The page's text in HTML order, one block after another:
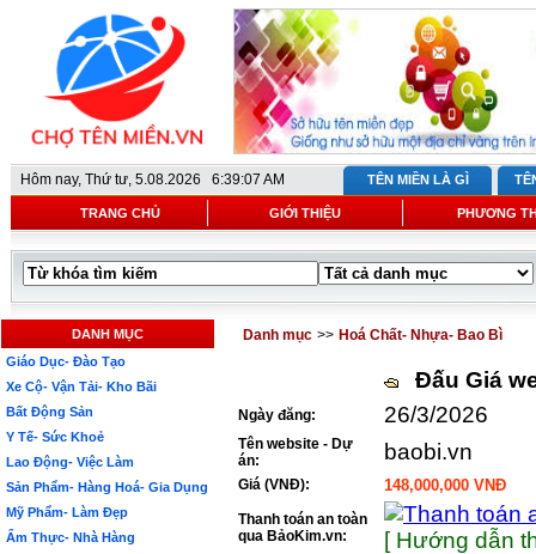
Hôm nay, Thứ tư, 5.08.2026 6:39:07 AM TÊN MIỀN LÀ GÌ
TRANG CHỦ GIỚI THIỆU PHƯƠNG
DANH MỤC
Giáo Dục- Đào Tạo
Xe Cộ- Vận Tải- Kho Bãi
Bất Động Sản
Y Tế- Sức Khoẻ
Lao Động- Việc Làm
Sản Phẩm- Hàng Hoá- Gia Dụng
Mỹ Phẩm- Làm Đẹp
Ẩm Thực- Nhà Hàng
Danh mục >> Hoá Chất- Nhựa- Bao Bì
Đấu Giá
Ngày đăng: 26/3/2026
Tên website - Dự
án:
baobi.vn
Giá (VNĐ): 148,000,000 VNĐ
Thanh toán an toàn
qua BảoKim.vn:
[ Hướng dẫn